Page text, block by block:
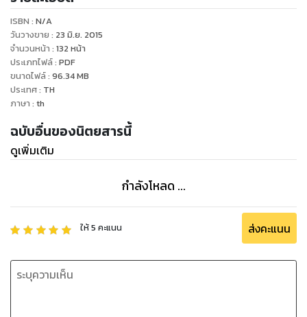
และเอกชนที่ประสบผลสําเร็จในการวิจัยและพัฒนาสิ่งใหม่ๆ ใน
วงการธุรกิจสัตว์น้ํา รวมไปถึงการบริหารจัดการของธุรกิจสถาน
แสดงพันธุ์สัตว์น้ํา (Public Aquarium) ทั้งในประเทศและต่าง
ประเทศ
ISBN : N/A
วันวางขาย : 23 มิ.ย. 2015
จำนวนหน้า : 132 หน้า
ประเภทไฟล์: PDF
ขนาดไฟล์: 96.34MB
ประเทศ: TH
ภาษา : th
ฉบับอื่นของนิตยสารนี้
ดูเพิ่มเติม
กำลังโหลด ...
ให้5 คะแนน ส่งคะแนน